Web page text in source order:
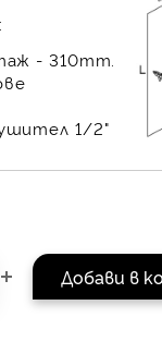
- 310mm.
1/2"